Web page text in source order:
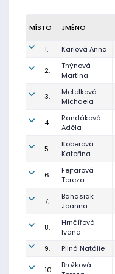
MÍSTO JMÉNO
1. Karlová Anna
2.
Thýnová
Martina
3.
Metelková
Michaela
4.
Randáková
Adéla
5.
Koberová
Kateřina
6.
Fejfarová
Tereza
7.
Banasiak
Joanna
8.
Hrnčířová
Ivana
9. Pilná Natálie
10.
Brožková